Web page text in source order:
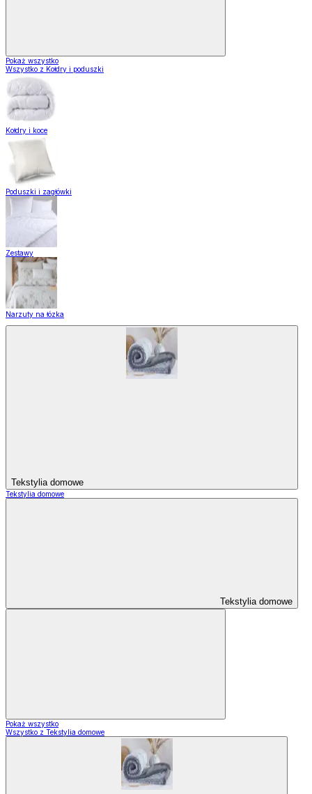
Pokaż wszystko
Wszystko z Kołdry i poduszki
Kołdry i koce
Poduszki i zagłówki
Zestawy
Narzuty na łózka
Tekstylia domowe
Tekstylia domowe
Tekstylia domowe
Pokaż wszystko
Wszystko z Tekstylia domowe